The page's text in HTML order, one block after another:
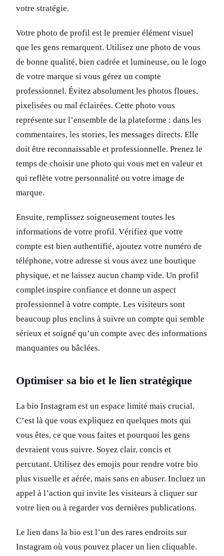
votre stratégie.
Votre photo de profil est le premier élément visuel
que les gens remarquent. Utilisez une photo de vous
de bonne qualité, bien cadrée et lumineuse, ou le logo
de votre marque si vous gérez un compte
professionnel. Évitez absolument les photos floues,
pixelisées ou mal éclairées. Cette photo vous
représente sur l’ensemble de la plateforme : dans les
commentaires, les stories, les messages directs. Elle
doit être reconnaissable et professionnelle. Prenez le
temps de choisir une photo qui vous met en valeur et
qui reflète votre personnalité ou votre image de
marque.
Ensuite, remplissez soigneusement toutes les
informations de votre profil. Vérifiez que votre
compte est bien authentifié, ajoutez votre numéro de
téléphone, votre adresse si vous avez une boutique
physique, et ne laissez aucun champ vide. Un profil
complet inspire confiance et donne un aspect
professionnel à votre compte. Les visiteurs sont
beaucoup plus enclins à suivre un compte qui semble
sérieux et soigné qu’un compte avec des informations
manquantes ou bâclées.
Optimiser sa bio et le lien stratégique
La bio Instagram est un espace limité mais crucial.
C’est là que vous expliquez en quelques mots qui
vous êtes, ce que vous faites et pourquoi les gens
devraient vous suivre. Soyez clair, concis et
percutant. Utilisez des emojis pour rendre votre bio
plus visuelle et aérée, mais sans en abuser. Incluez un
appel à l’action qui invite les visiteurs à cliquer sur
votre lien ou à regarder vos dernières publications.
Le lien dans la bio est l’un des rares endroits sur
Instagram où vous pouvez placer un lien cliquable.